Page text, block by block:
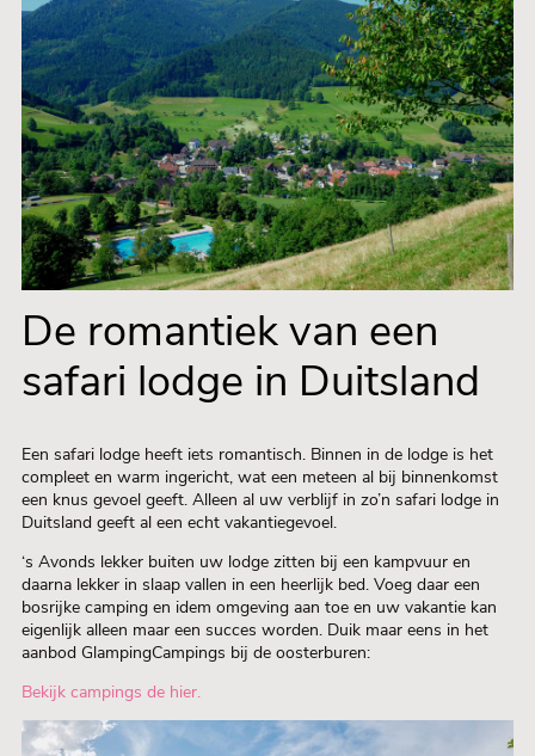
De romantiek van een
safari lodge in Duitsland
Een safari lodge heeft iets romantisch. Binnen in de lodge is het
compleet en warm ingericht, wat een meteen al bij binnenkomst
een knus gevoel geeft. Alleen al uw verblijf in zo’n safari lodge in
Duitsland geeft al een echt vakantiegevoel.
‘s Avonds lekker buiten uw lodge zitten bij een kampvuur en
daarna lekker in slaap vallen in een heerlijk bed. Voeg daar een
bosrijke camping en idem omgeving aan toe en uw vakantie kan
eigenlijk alleen maar een succes worden. Duik maar eens in het
aanbod GlampingCampings bij de oosterburen:
Bekijk campings de hier.